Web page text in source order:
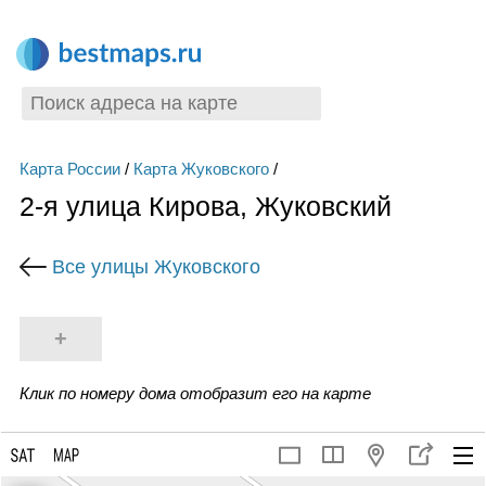
Карта России/ Карта Жуковского/
2-я улица Кирова, Жуковский
Все улицы Жуковского
+
Клик по номеру дома отобразит его на карте